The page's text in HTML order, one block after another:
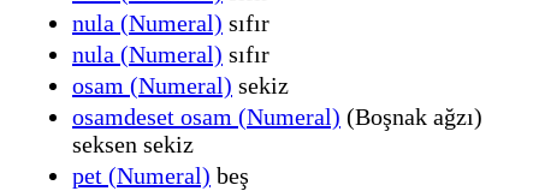
nula (Numeral) sıfır
nula (Numeral) sıfır
osam (Numeral) sekiz
osamdeset osam (Numeral) (Boşnak ağzı)
seksen sekiz
pet (Numeral) beş